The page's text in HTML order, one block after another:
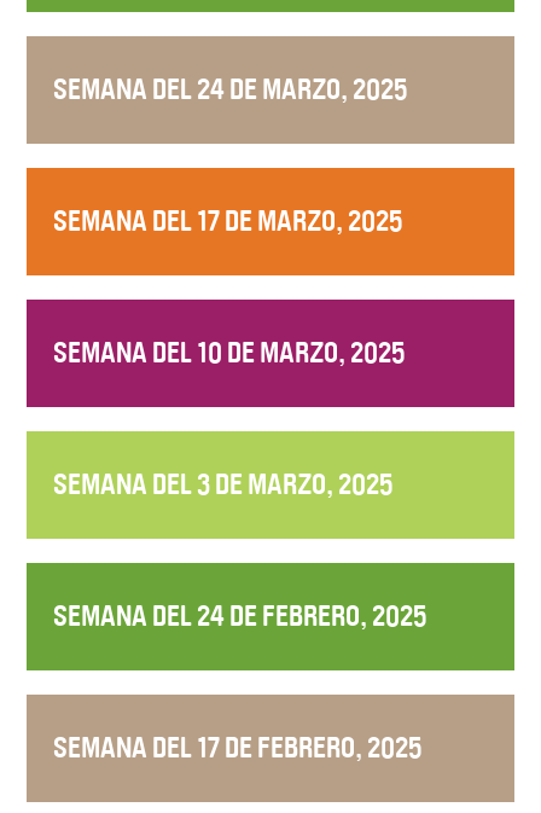
SEMANA DEL 24 DE MARZO, 2025
SEMANA DEL 17 DE MARZO, 2025
SEMANA DEL 10 DE MARZO, 2025
SEMANA DEL 3 DE MARZO, 2025
SEMANA DEL 24 DE FEBRERO, 2025
SEMANA DEL 17 DE FEBRERO, 2025